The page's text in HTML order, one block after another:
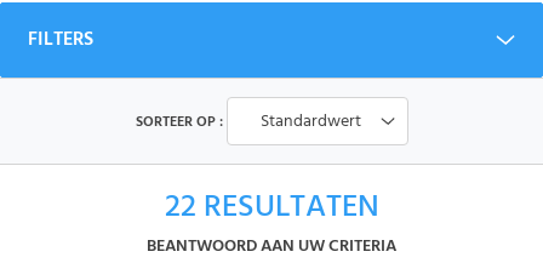
FILTERS
22 RESULTATEN
BEANTWOORD AAN UW CRITERIA
SORTEER OP : Standardwert